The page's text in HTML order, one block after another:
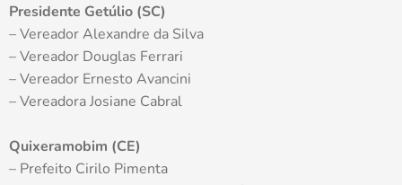
Presidente Getúlio (SC)
– Vereador Alexandre da Silva
– Vereador Douglas Ferrari
– Vereador Ernesto Avancini
– Vereadora Josiane Cabral
Quixeramobim (CE)
– Prefeito Cirilo Pimenta